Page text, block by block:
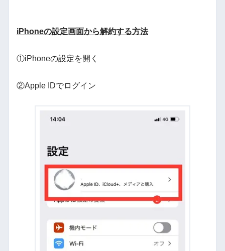
iPhoneの設定画面から解約する方法
①iPhoneの設定を開く
②Apple IDでログイン